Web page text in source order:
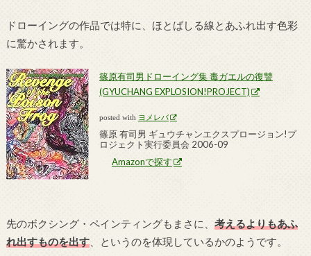
ドローイングの作品では特に、ほとばしる線とあふれ出す色彩
に驚かされます。
篠原有司男ドローイング集 毒ガエルの復讐
(GYUCHANG EXPLOSION!PROJECT)
posted with ヨメレバ
篠原 有司男 ギュウチャンエクスプロージョン!プ
ロジェクト実行委員会 2006-09
Amazonで探す
先のボクシング・ペインティングもまさに、 考えるよりもあふ
れ出すものを出す、というのを体現しているかのようです。